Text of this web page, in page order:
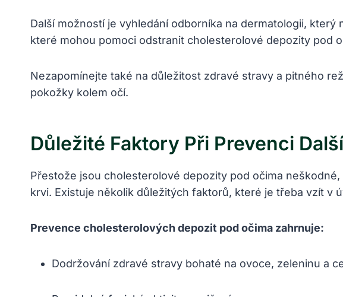
Další možností je vyhledání odborníka na dermatologii,
které mohou pomoci odstranit cholesterolové depozity pod
Nezapomínejte také na důležitost zdravé stravy a pitného
pokožky kolem očí.
Důležité Faktory Při Prevenci
Přestože jsou cholesterolové depozity pod očima
krvi. Existuje několik důležitých faktorů, které je třeba vzít v
Prevence cholesterolových depozit pod očima zahrnuje:
Dodržování zdravé stravy bohaté na ovoce, zeleninu a